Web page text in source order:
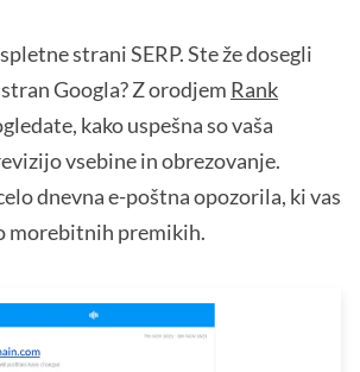
strani SERP. Ste že dosegli
Googla? Z orodjem Rank
kako uspešna so vaša
vsebine in obrezovanje.
dnevna e-poštna opozorila, ki vas
morebitnih premikih.